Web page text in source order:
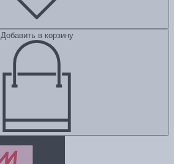
Добавить в корзину